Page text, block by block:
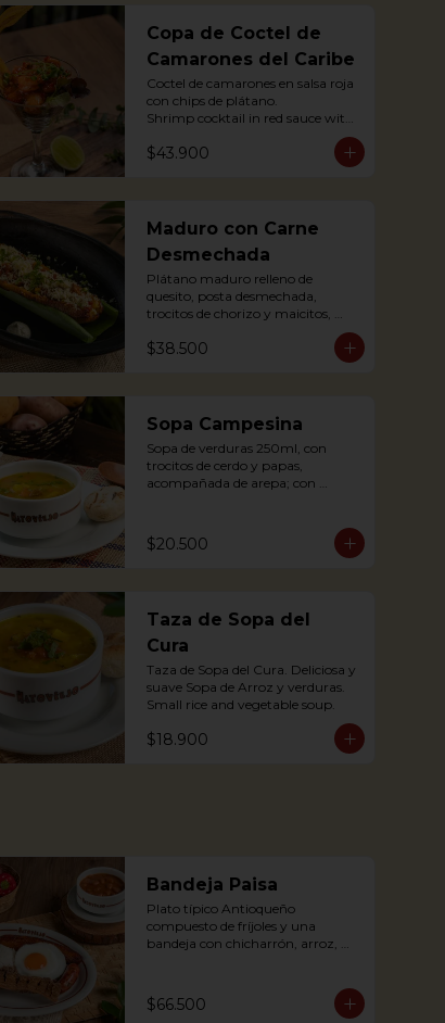
Copa de Coctel de
Camarones del Caribe
Coctel de camarones en salsa roja
con chips de plátano.
Shrimp cocktail in red sauce with
$43.900
Maduro con Carne
Desmechada
Plátano maduro relleno de
quesito, posta desmechada,
trocitos de chorizo y maicitos,
rallado.
Sweet plantain filled with cheese,
cheese.
$38.500
Sopa Campesina
Sopa de verduras 250ml, con
trocitos de cerdo y papas,
acompañada de arepa; con
chunks and potatoes,
accompanied by arepa; with pork
$20.500
Taza de Sopa del
Cura
Taza de Sopa del Cura. Deliciosa y
suave Sopa de Arroz y verduras.
Small rice and vegetable soup.
$18.900
Bandeja Paisa
Plato típico Antioqueño
compuesto de fríjoles y una
bandeja con chicharrón, arroz,
frito y aguacate.
The bandeja paisa is our most
$66.500